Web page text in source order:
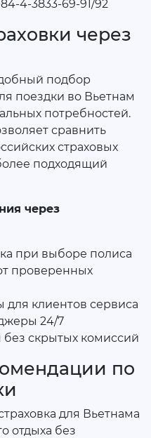
4-3833-69-91/92
через
подбор
поездки во Вьетнам
потребностей.
сравнить
страховых
подходящий
через
при выборе полиса
проверенных
клиентов сервиса
24/7
скрытых комиссий
по
для Вьетнама
отдыха без